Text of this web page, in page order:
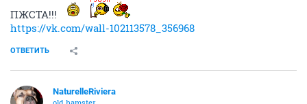
ПЖСТА!!!
https://vk.com/wall-102113578_356968
ОТВЕТИТЬ
NaturelleRiviera